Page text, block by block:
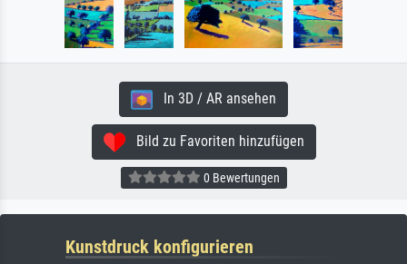
In 3D / AR ansehen
Bild zu Favoriten hinzufügen
0 Bewertungen
Kunstdruck konfigurieren